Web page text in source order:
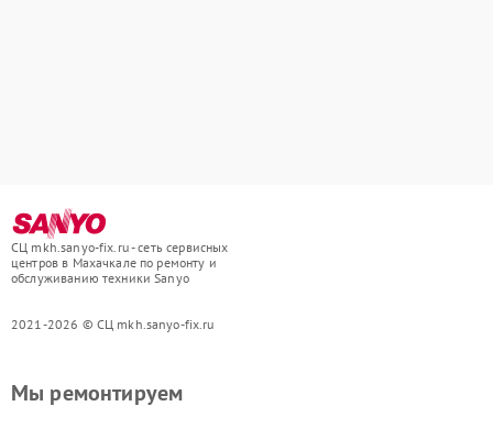
СЦ mkh.sanyo-fix.ru - сеть сервисных
центров в Махачкале по ремонту и
обслуживанию техники Sanyo
2021-2026 © СЦ mkh.sanyo-fix.ru
Мы ремонтируем